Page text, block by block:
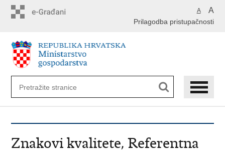
A A
Prilagodba pristupačnosti
Znakovi kvalitete, Referentna